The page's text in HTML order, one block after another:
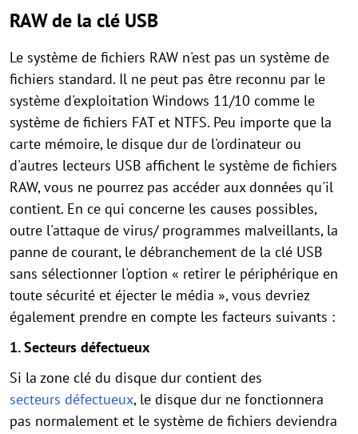
RAW de la clé USB
Le système de fichiers RAW n'est pas un système de
fichiers standard. Il ne peut pas être reconnu par le
système d'exploitation Windows 11/10 comme le
système de fichiers FAT et NTFS. Peu importe que la
carte mémoire, le disque dur de l'ordinateur ou
d'autres lecteurs USB affichent le système de fichiers
RAW, vous ne pourrez pas accéder aux données qu'il
contient. En ce qui concerne les causes possibles,
outre l'attaque de virus/ programmes malveillants, la
panne de courant, le débranchement de la clé USB
sans sélectionner l'option « retirer le périphérique en
toute sécurité et éjecter le média », vous devriez
également prendre en compte les facteurs suivants :
1. Secteurs défectueux
Si la zone clé du disque dur contient des
secteurs défectueux, le disque dur ne fonctionnera
pas normalement et le système de fichiers deviendra